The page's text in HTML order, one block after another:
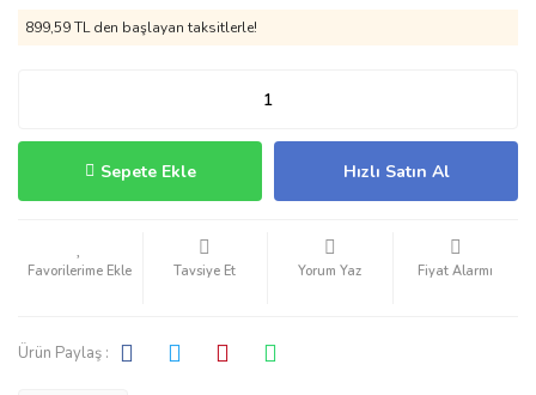
899,59 TL den başlayan taksitlerle!
Sepete Ekle Hızlı Satın Al
Tavsiye Et Yorum Yaz Fiyat Alarmı
Ürün Paylaş :